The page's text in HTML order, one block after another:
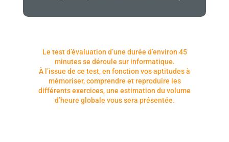
Le test d’évaluation d’une durée d’environ 45
minutes se déroule sur informatique.
À l’issue de ce test, en fonction vos aptitudes à
mémoriser, comprendre et reproduire les
différents exercices, une estimation du volume
d’heure globale vous sera présentée.